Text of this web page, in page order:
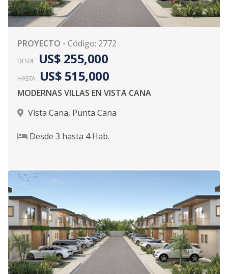
PROYECTO - Código: 2772
DESDE US$ 255,000
HASTA US$ 515,000
MODERNAS VILLAS EN VISTA CANA
Vista Cana, Punta Cana
Desde 3 hasta 4Hab.